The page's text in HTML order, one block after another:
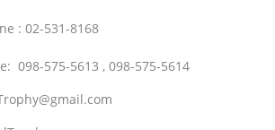
: 02-531-8168
098-575-5613 , 098-575-5614